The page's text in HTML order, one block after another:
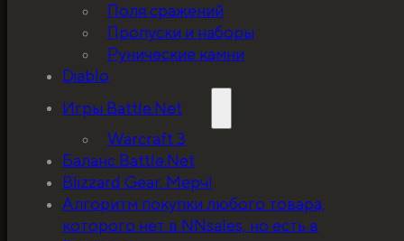
Поля сражений
Пропуски и наборы
Рунические камни
Diablo
Игры Battle.Net
Warcraft 3
Баланс Battle.Net
Blizzard Gear. Мерч!
Алгоритм покупки любого товара,
которого нет в NNsales, но есть в
5%, на весь ассортимент. Я хочу, чтобы
покупатель мог оценивать меня по
за ценники!